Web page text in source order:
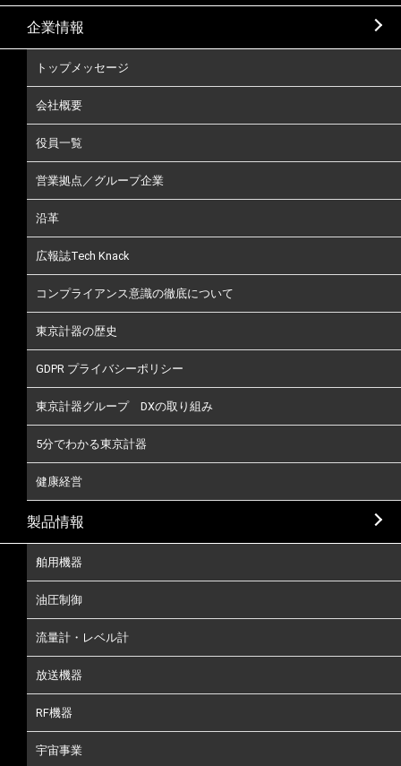
企業情報
トップメッセージ
会社概要
役員一覧
営業拠点／グループ企業
沿革
広報誌Tech Knack
コンプライアンス意識の徹底について
東京計器の歴史
GDPR プライバシーポリシー
東京計器グループ DXの取り組み
5分でわかる東京計器
健康経営
製品情報
舶用機器
油圧制御
流量計・レベル計
放送機器
RF機器
宇宙事業